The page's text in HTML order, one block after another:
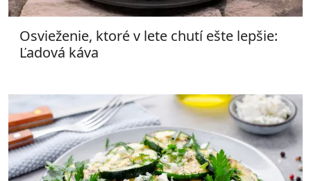
Osvieženie, ktoré v lete chutí ešte lepšie:
Ľadová káva